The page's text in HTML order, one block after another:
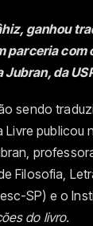
ganhou
parceria
da
sendo
publicou
Filosofia,
SP) e o
do livro.